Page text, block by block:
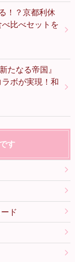
！？京都利休
比べセットを
たなる帝国』
ボが実現！和
す
ド